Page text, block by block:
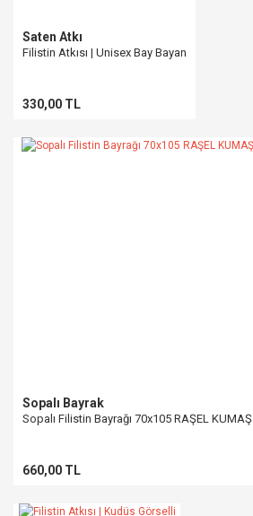
Saten Atkı
Filistin Atkısı | Unisex Bay Bayan
330,00 TL
Sopalı Bayrak
Sopalı Filistin Bayrağı 70x105 RAŞEL KUMAŞ
660,00 TL